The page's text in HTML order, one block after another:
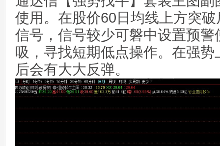
使用。在股价60日均线上方突
信号，信号较少可磐中设置预
吸，寻找短期低点操作。在强
后会有大大反弹。